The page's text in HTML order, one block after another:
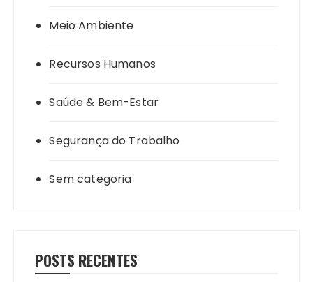
Meio Ambiente
Recursos Humanos
Saúde & Bem-Estar
Segurança do Trabalho
Sem categoria
POSTS RECENTES